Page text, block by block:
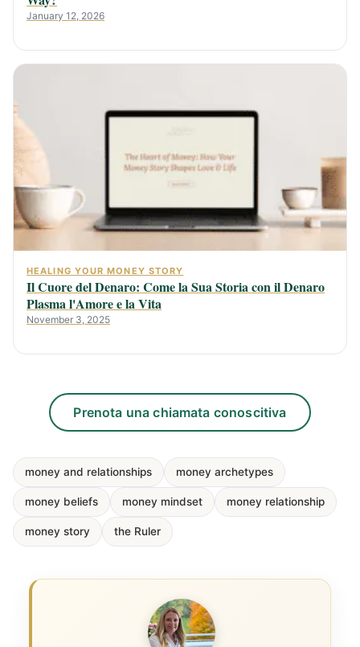
January 12, 2026
HEALING YOUR MONEY STORY
Il Cuore del Denaro: Come la Sua Storia con il Denaro
Plasma l'Amore e la Vita
November 3, 2025
Prenota una chiamata conoscitiva
money and relationships money archetypes
money beliefs money mindset money relationship
money story the Ruler